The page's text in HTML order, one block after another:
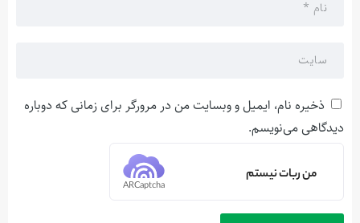
ذخیره نام، ایمیل و وبسایت من در مرورگر برای زمانی که دوباره
دیدگاهی می‌نویسم.
من ربات نیستم
ARCaptcha